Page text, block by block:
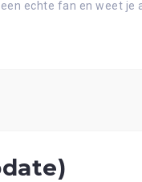
echte fan en weet